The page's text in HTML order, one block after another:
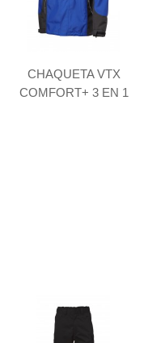
CHAQUETA VTX
COMFORT+ 3 EN 1